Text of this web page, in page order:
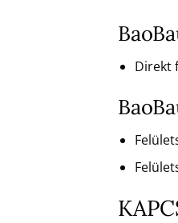
Direkt